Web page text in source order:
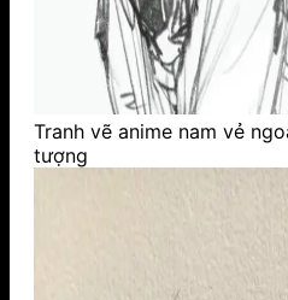
Tranh vẽ anime nam vẻ
tượng